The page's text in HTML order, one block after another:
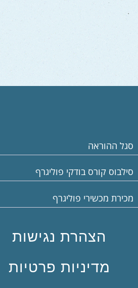
סגל ההוראה
סילבוס קורס בודקי פוליגרף
מכירת מכשירי פוליגרף
הצהרת נגישות
מדיניות פרטיות